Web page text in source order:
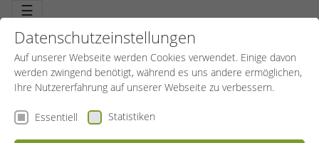
☰
Datenschutzeinstellungen
Auf unserer Webseite werden Cookies verwendet. Einige davon
werden zwingend benötigt, während es uns andere ermöglichen,
Ihre Nutzererfahrung auf unserer Webseite zu verbessern.
Essentiell Statistiken